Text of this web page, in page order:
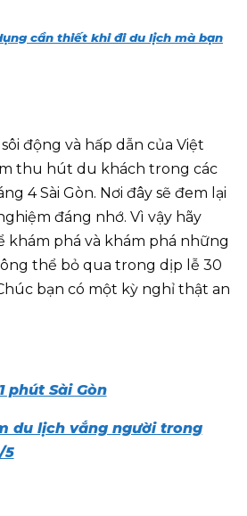
cần thiết khi đi du lịch mà bạn
động và hấp dẫn của Việt
thu hút du khách trong các
4 Sài Gòn. Nơi đây sẽ đem lại
đáng nhớ. Vì vậy hãy
khám phá và khám phá những
thể bỏ qua trong dịp lễ 30
bạn có một kỳ nghỉ thật an
1 phút Sài Gòn
du lịch vắng người trong
5